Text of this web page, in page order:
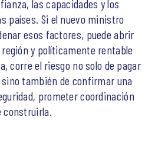
las capacidades y los
países. Si el nuevo ministro
esos factores, puede abrir
y políticamente rentable
corre el riesgo no solo de pagar
también de confirmar una
prometer coordinación